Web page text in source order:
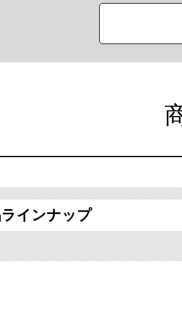
インナップ